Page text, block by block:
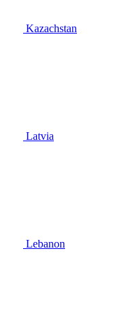
Kazachstan
Latvia
Lebanon